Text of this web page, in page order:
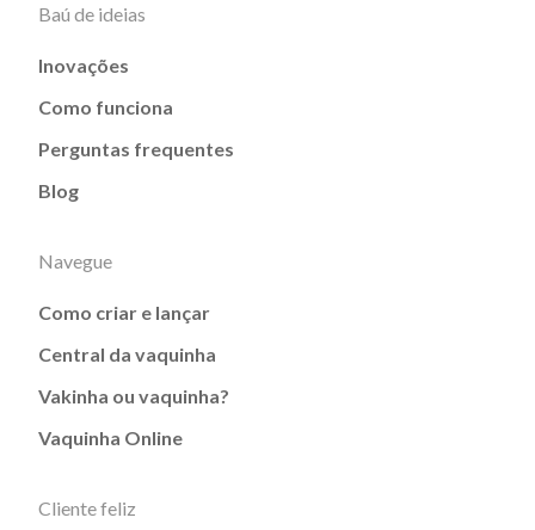
Baú de ideias
Inovações
Como funciona
Perguntas frequentes
Blog
Navegue
Como criar e lançar
Central da vaquinha
Vakinha ou vaquinha?
Vaquinha Online
Cliente feliz